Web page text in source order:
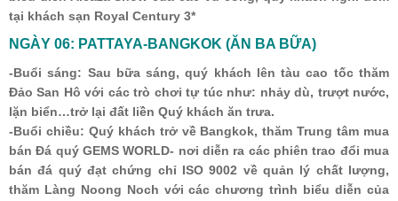
tại khách sạn Royal Century 3*
NGÀY 06: PATTAYA-BANGKOK (ĂN BA BỮA)
-Buổi sáng: Sau bữa sáng, quý khách lên tàu cao tốc thăm
Đảo San Hô với các trò chơi tự túc như: nhảy dù, trượt nước,
lặn biển…trở lại đất liền Quý khách ăn trưa.
-Buổi chiều: Quý khách trở về Bangkok, thăm Trung tâm mua
bán Đá quý GEMS WORLD- nơi diễn ra các phiên trao đổi mua
bán đá quý đạt chứng chỉ ISO 9002 về quản lý chất lượng,
thăm Làng Noong Noch với các chương trình biểu diễn của